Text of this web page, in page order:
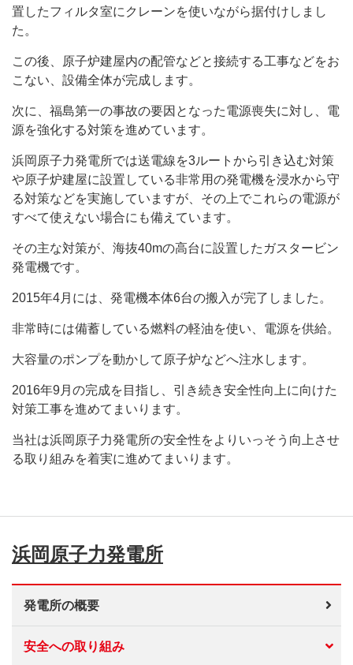
置したフィルタ室にクレーンを使いながら据付けしまし
た。
この後、原子炉建屋内の配管などと接続する工事などをお
こない、設備全体が完成します。
次に、福島第一の事故の要因となった電源喪失に対し、電
源を強化する対策を進めています。
浜岡原子力発電所では送電線を3ルートから引き込む対策
や原子炉建屋に設置している非常用の発電機を浸水から守
る対策などを実施していますが、その上でこれらの電源が
すべて使えない場合にも備えています。
その主な対策が、海抜40mの高台に設置したガスタービン
発電機です。
2015年4月には、発電機本体6台の搬入が完了しました。
非常時には備蓄している燃料の軽油を使い、電源を供給。
大容量のポンプを動かして原子炉などへ注水します。
2016年9月の完成を目指し、引き続き安全性向上に向けた
対策工事を進めてまいります。
当社は浜岡原子力発電所の安全性をよりいっそう向上させ
る取り組みを着実に進めてまいります。
浜岡原子力発電所
発電所の概要
安全への取り組み